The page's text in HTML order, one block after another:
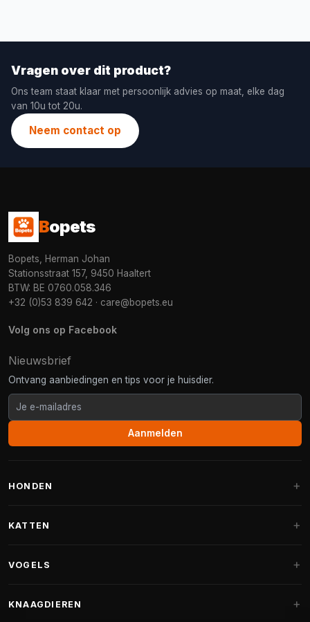
Vragen over dit product?
Ons team staat klaar met persoonlijk advies op maat, elke dag
van 10u tot 20u.
Neem contact op
Bopets
Bopets, Herman Johan
Stationsstraat 157, 9450 Haaltert
BTW: BE 0760.058.346
+32 (0)53 839 642 · care@bopets.eu
Volg ons op Facebook
Nieuwsbrief
Ontvang aanbiedingen en tips voor je huisdier.
Aanmelden
HONDEN
Fantail hondenmanden
KATTEN
Krabpalen voor Maine Coon
VOGELS
KNAAGDIEREN